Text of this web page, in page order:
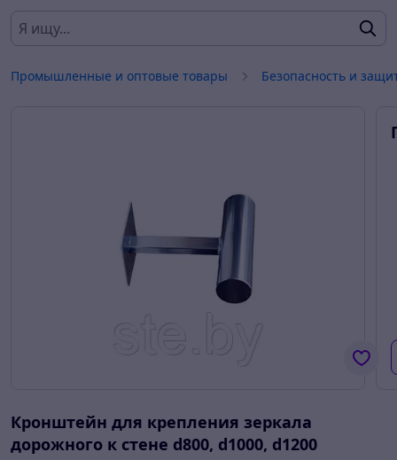
Промышленные и оптовые товары Безопасность и
Кронштейн для крепления зеркала
дорожного к стене d800, d1000, d1200